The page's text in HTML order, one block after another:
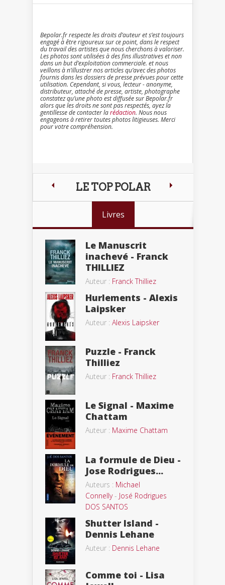
Bepolar.fr respecte les droits d’auteur et s’est toujours
engagé à être rigoureux sur ce point, dans le respect
du travail des artistes que nous cherchons à valoriser.
Les photos sont utilisées à des fins illustratives et non
dans un but d’exploitation commerciale. et nous
veillons à n’illustrer nos articles qu’avec des photos
fournis dans les dossiers de presse prévues pour cette
utilisation. Cependant, si vous, lecteur - anonyme,
distributeur, attaché de presse, artiste, photographe
constatez qu’une photo est diffusée sur Bepolar.fr
alors que les droits ne sont pas respectés, ayez la
gentillesse de contacter larédaction. Nous nous
engageons à retirer toutes photos litigieuses. Merci
pour votre compréhension.
LE TOP POLAR
Livres
Le Manuscrit
inachevé - Franck
THILLIEZ
Auteur : Franck Thilliez
Hurlements - Alexis
Laipsker
Auteur : Alexis Laipsker
Puzzle - Franck
Thilliez
Auteur : Franck Thilliez
Le Signal - Maxime
Chattam
Auteur : Maxime Chattam
La formule de Dieu -
Jose Rodrigues...
Auteurs : Michael
Connelly- José Rodrigues
DOS SANTOS
Shutter Island -
Dennis Lehane
Auteur : Dennis Lehane
Comme toi - Lisa